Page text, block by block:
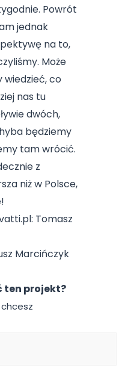
Powrót
jednak
na to,
Może
wiedzieć, co
nas tu
dwóch,
będziemy
tam wrócić.
z
niż w Polsce,
Tomasz
Marcińczyk
ten projekt?